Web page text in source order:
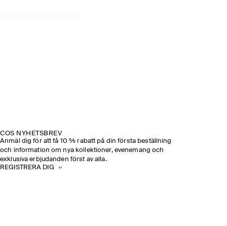
COS NYHETSBREV
Anmäl dig för att få 10 % rabatt på din första beställning
och information om nya kollektioner, evenemang och
exklusiva erbjudanden först av alla.
REGISTRERA DIG